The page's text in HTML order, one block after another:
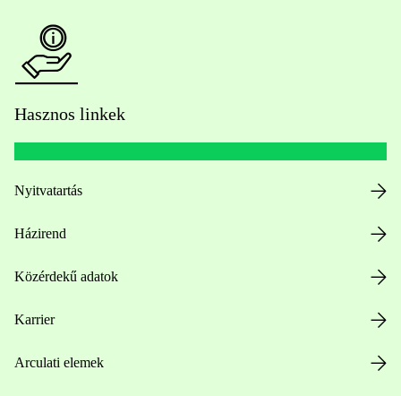
Hasznos linkek
Nyitvatartás
Házirend
Közérdekű adatok
Karrier
Arculati elemek